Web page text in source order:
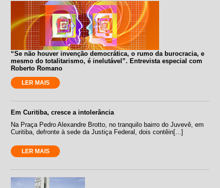
“Se não houver invenção democrática, o rumo da burocracia, e
mesmo do totalitarismo, é inelutável”. Entrevista especial com
Roberto Romano
LER MAIS
Em Curitiba, cresce a intolerância
Na Praça Pedro Alexandre Brotto, no tranquilo bairro do Juvevê, em
Curitiba, defronte à sede da Justiça Federal, dois contêin[...]
LER MAIS